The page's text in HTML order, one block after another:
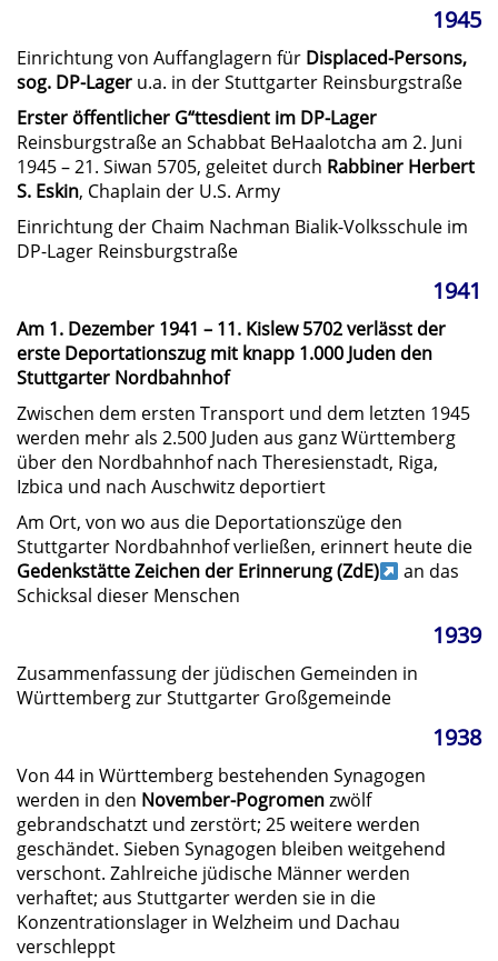
1945
Einrichtung von Auffanglagern für Displaced-Persons,
sog. DP-Lager u.a. in der Stuttgarter Reinsburgstraße
Erster öffentlicher G“ttesdient im DP-Lager
Reinsburgstraße an Schabbat BeHaalotcha am 2. Juni
1945 – 21. Siwan 5705, geleitet durch Rabbiner Herbert
S. Eskin, Chaplain der U.S. Army
Einrichtung der Chaim Nachman Bialik-Volksschule im
DP-Lager Reinsburgstraße
1941
Am 1. Dezember 1941 – 11. Kislew 5702 verlässt der
erste Deportationszug mit knapp 1.000 Juden den
Stuttgarter Nordbahnhof
Zwischen dem ersten Transport und dem letzten 1945
werden mehr als 2.500 Juden aus ganz Württemberg
über den Nordbahnhof nach Theresienstadt, Riga,
Izbica und nach Auschwitz deportiert
Am Ort, von wo aus die Deportationszüge den
Stuttgarter Nordbahnhof verließen, erinnert heute die
Gedenkstätte Zeichen der Erinnerung (ZdE)
an das
Schicksal dieser Menschen
1939
Zusammenfassung der jüdischen Gemeinden in
Württemberg zur Stuttgarter Großgemeinde
1938
Von 44 in Württemberg bestehenden Synagogen
werden in den November-Pogromenzwölf
gebrandschatzt und zerstört; 25 weitere werden
geschändet. Sieben Synagogen bleiben weitgehend
verschont. Zahlreiche jüdische Männer werden
verhaftet; aus Stuttgarter werden sie in die
Konzentrationslager in Welzheim und Dachau
verschleppt